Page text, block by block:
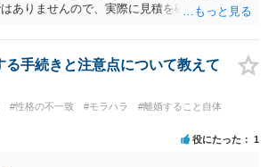
ありませんので、実際に見積を確認されたい
があります。
る手続きと注意点について教えて
#性格の不一致 #モラハラ
#離婚すること自体
役にたった 1